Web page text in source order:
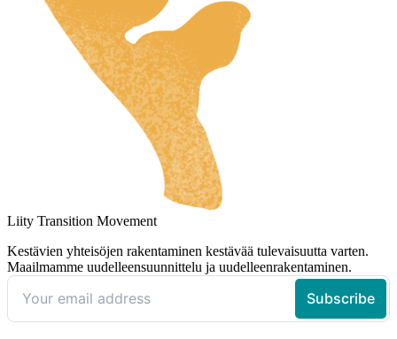
Liity Transition Movement
Kestävien yhteisöjen rakentaminen kestävää tulevaisuutta varten.
Maailmamme uudelleensuunnittelu ja uudelleenrakentaminen.